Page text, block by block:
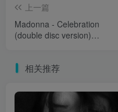
上一篇
Madonna - Celebration
(double disc version)
相关推荐